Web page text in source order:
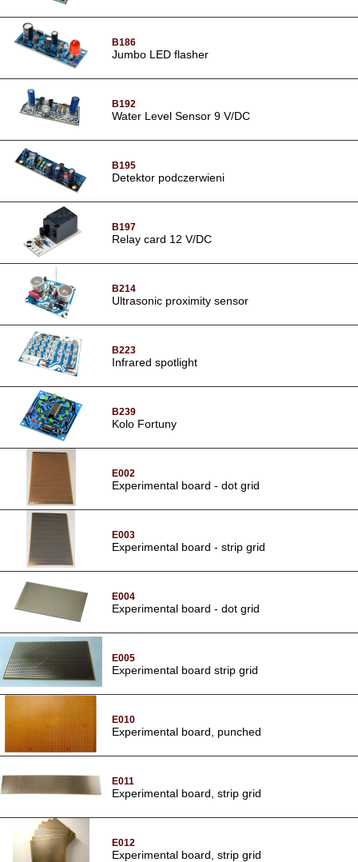
B186
Jumbo LED flasher
B192
Water Level Sensor 9 V/DC
B195
Detektor podczerwieni
B197
Relay card 12 V/DC
B214
Ultrasonic proximity sensor
B223
Infrared spotlight
B239
Kolo Fortuny
E002
Experimental board - dot grid
E003
Experimental board - strip grid
E004
Experimental board - dot grid
E005
Experimental board strip grid
E010
Experimental board, punched
E011
Experimental board, strip grid
E012
Experimental board, strip grid